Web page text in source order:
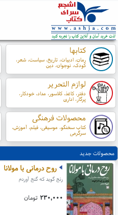
کتابها
رمان، ادبیات، تاریخ، سیاست، شعر،
کودک، نوجوان، دین
لوازم التحریر
دفتر، کاغذ، کلاسور، مداد، خودکار،
پرگار، اداری
محصولات فرهنگی
کتاب سخنگو، موسیقی، فیلم، آموزش،
سرگرمی
محصولات جدید
روح درمانی با مولانا
رنج گوید که گنج آوردم
۲۳۰,۰۰۰ تومان